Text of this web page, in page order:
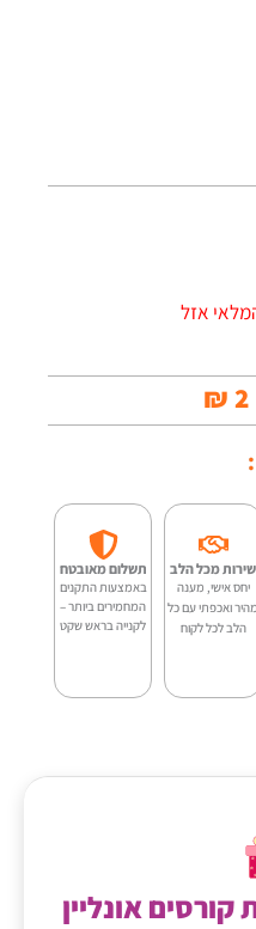
אזל
₪
שירות מכל הלב
יחס אישי, מענה
מהיר ואכפתי עם כל
הלב לכל לקוח
תשלום מאובטח
באמצעות התקנים
המחמירים ביותר –
לקנייה בראש שקט
אונליין